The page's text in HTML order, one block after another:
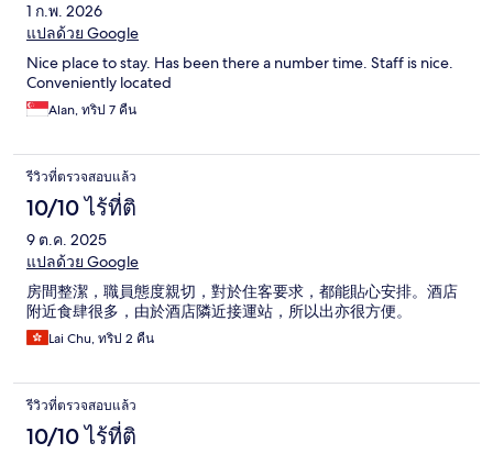
1 ก.พ. 2026
แปลด้วย Google
Nice place to stay. Has been there a number time. Staff is nice.
Conveniently located
Alan, ทริป 7 คืน
รีวิวที่ตรวจสอบแล้ว
10/10 ไร้ที่ติ
9 ต.ค. 2025
แปลด้วย Google
房間整潔，職員態度親切，對於住客要求，都能貼心安排。酒店
附近食肆很多，由於酒店隣近接運站，所以出亦很方便。
Lai Chu, ทริป 2 คืน
รีวิวที่ตรวจสอบแล้ว
10/10 ไร้ที่ติ